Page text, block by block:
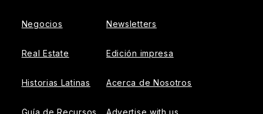
Negocios
Real Estate
Historias Latinas
Guía de Recursos
Newsletters
Edición impresa
Acerca de Nosotros
Advertise with us